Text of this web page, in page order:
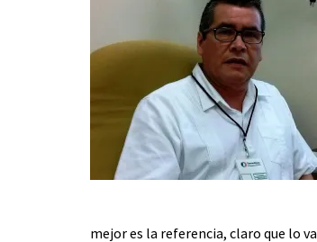
mejor es la referencia, claro que lo